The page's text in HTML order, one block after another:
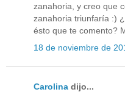
zanahoria, y creo que
zanahoria triunfaría :)
ésto que te comento?
18 de noviembre de
Carolina dijo...